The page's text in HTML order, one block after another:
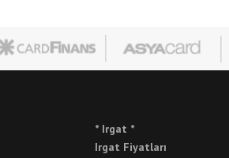
* Irgat *
Irgat Fiyatları